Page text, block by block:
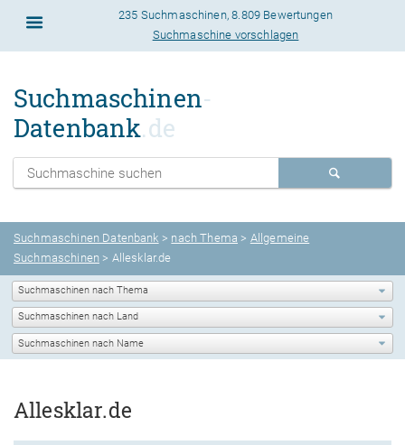
235 Suchmaschinen,8.809 Bewertungen
Suchmaschine vorschlagen
Suchmaschinen-
Datenbank.de
Suchmaschinen Datenbank > nach Thema > Allgemeine
Suchmaschinen > Allesklar.de
Allesklar.de